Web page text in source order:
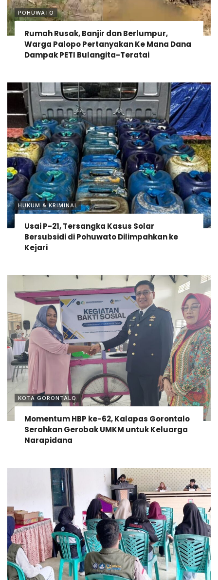
POHUWATO
Rumah Rusak, Banjir dan Berlumpur,
Warga Palopo Pertanyakan Ke Mana Dana
Dampak PETI Bulangita-Teratai
HUKUM & KRIMINAL
Usai P-21, Tersangka Kasus Solar
Bersubsidi di Pohuwato Dilimpahkan ke
Kejari
KOTA GORONTALO
Momentum HBP ke-62, Kalapas Gorontalo
Serahkan Gerobak UMKM untuk Keluarga
Narapidana